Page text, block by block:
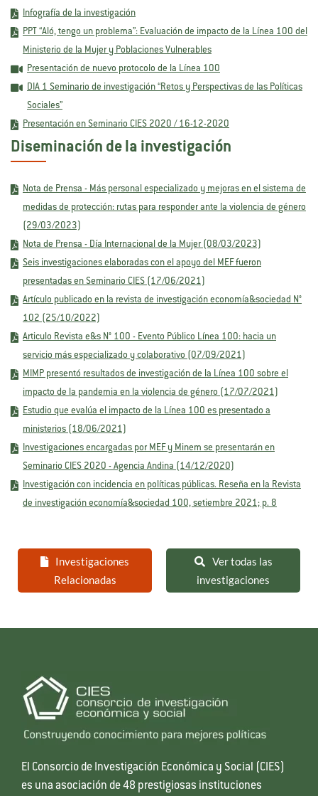
Infografía de la investigación
PPT “Aló, tengo un problema”: Evaluación de impacto de la Línea 100 del
Ministerio de la Mujer y Poblaciones Vulnerables
Presentación de nuevo protocolo de la Línea 100
DIA 1 Seminario de investigación “Retos y Perspectivas de las Políticas
Sociales”
Presentación en Seminario CIES 2020 / 16-12-2020
Diseminación de la investigación
Nota de Prensa - Más personal especializado y mejoras en el sistema de
medidas de protección: rutas para responder ante la violencia de género
(29/03/2023)
Nota de Prensa - Día Internacional de la Mujer (08/03/2023)
Seis investigaciones elaboradas con el apoyo del MEF fueron
presentadas en Seminario CIES (17/06/2021)
Artículo publicado en la revista de investigación economía&sociedad N°
102 (25/10/2022)
Articulo Revista e&s N° 100 - Evento Público Línea 100: hacia un
servicio más especializado y colaborativo (07/09/2021)
MIMP presentó resultados de investigación de la Línea 100 sobre el
impacto de la pandemia en la violencia de género (17/07/2021)
Estudio que evalúa el impacto de la Línea 100 es presentado a
ministerios (18/06/2021)
Investigaciones encargadas por MEF y Minem se presentarán en
Seminario CIES 2020 - Agencia Andina (14/12/2020)
Investigación con incidencia en políticas públicas. Reseña en la Revista
de investigación economía&sociedad 100, setiembre 2021; p. 8
Investigaciones
Relacionadas
Ver todas las
investigaciones
El Consorcio de Investigación Económica y Social (CIES)
es una asociación de 48 prestigiosas instituciones